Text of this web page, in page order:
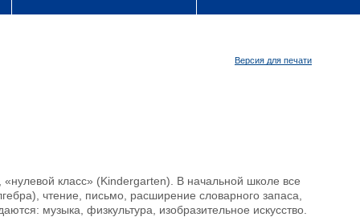
Версия для печати
класс» (Kindergarten). В начальной школе все
чтение, письмо, расширение словарного запаса,
музыка, физкультура, изобразительное искусство.